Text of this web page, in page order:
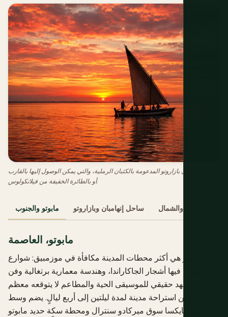
شواطئ أرخبيل بازاروتو المدعومة بالكثبان الرملية، والتي يمكن الوصول إليها بالقارب
أو بالطائرة الخفيفة من فيلانكولوس.
مابوتو والجنوب ساحل إنهامبان وبازاروتو موزمبيق والشمال
مابوتو، العاصمة
مابوتو هي أكثر محطات المدينة مكافأة في موزمبيق: شوارع
تصطف فيها أشجار الجاكاراندا، وهندسة معمارية برتغالية وفن
ديكو، ومشهد حقيقي للموسيقى الحية والمطاعم لا يتوقعه معظم
الزوار من استراحة مدينة لمدة ليلتين إلى أربع ليالٍ. يضم وسط
المدينة بايكسا سوق ميركادو سنترال ومحطة سكة حديد مابوتو